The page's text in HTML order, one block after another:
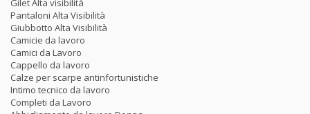
Gilet Alta visibilità
Pantaloni Alta Visibilità
Giubbotto Alta Visibilità
Camicie da lavoro
Camici da Lavoro
Cappello da lavoro
Calze per scarpe antinfortunistiche
Intimo tecnico da lavoro
Completi da Lavoro